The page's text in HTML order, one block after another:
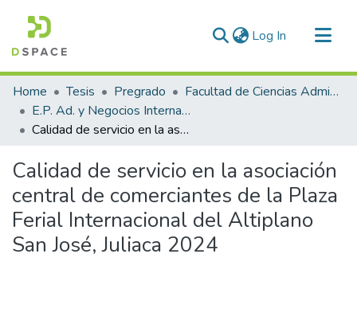
Log In (current)
Communities & Collections
All of DSpace
Statistics
Home Tesis Pregrado
Facultad de Ciencias Administrativas
E.P. Ad. y Negocios Internacionales
Calidad de servicio en la asociación central de comerciantes de la Plaza Ferial Internacional del Altiplano San José, Juliaca 2024
Calidad de servicio en la asociación
central de comerciantes de la Plaza
Ferial Internacional del Altiplano
San José, Juliaca 2024